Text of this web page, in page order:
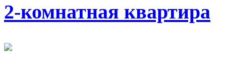
2-комнатная квартира